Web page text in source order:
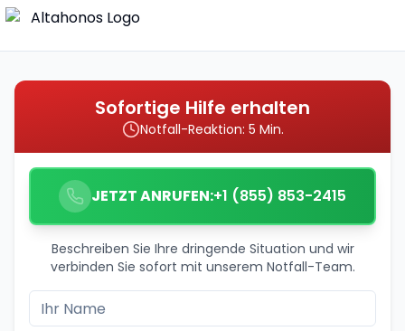
Sofortige Hilfe erhalten
Notfall-Reaktion: 5 Min.
JETZT ANRUFEN:+1 (855) 853-2415
Beschreiben Sie Ihre dringende Situation und wir
verbinden Sie sofort mit unserem Notfall-Team.